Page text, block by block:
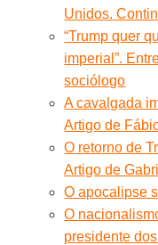
Unidos.
“Trump quer
imperial”.
sociólogo
A cavalgada
Artigo de
O retorno de
Artigo de
O apocalipse
O
presidente